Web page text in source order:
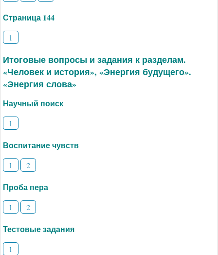
Страница 144
1
Итоговые вопросы и задания к разделам.
«Человек и история», «Энергия будущего».
«Энергия слова»
Научный поиск
1
Воспитание чувств
1 2
Проба пера
1 2
Тестовые задания
1